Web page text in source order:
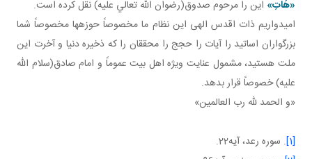
«هَاتِ» اين را مرحوم صدوق(رضوان الله تعالي عليه) نقل کرده است.
اميدواريم ذات اقدس الهی اين نظام ما مخصوصاً حوزه ها مخصوصاً شما
بزرگواران اساتيد را آيات را حجج را محققان را که ذخيره دنيا و آخرت اين
ملت هستيد، مشمول عنايت ويژه اهل بيت عموماً و امام صادق(سلام الله
عليه) خصوصاً قرار بدهد.
«و الحمد لله رب العالمين»
[1] . سوره رعد، آيه22.